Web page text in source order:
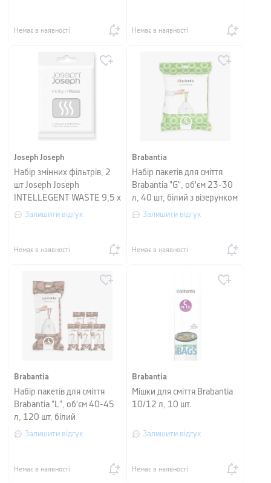
Немає в наявності Немає в наявності
Joseph Joseph
Набір змінних фільтрів, 2
шт Joseph Joseph
INTELLEGENT WASTE 9,5 х
7 см (30005)
Залишити відгук
Немає в наявності
Brabantia
Набір пакетів для сміття
Brabantia "G", об'єм 23-30
л, 40 шт, білий з візерунком
Залишити відгук
Немає в наявності
Brabantia
Набір пакетів для сміття
Brabantia "L", об'єм 40-45
л, 120 шт, білий
Залишити відгук
Немає в наявності
Brabantia
Мішки для сміття Brabantia
10/12 л, 10 шт.
Залишити відгук
Немає в наявності